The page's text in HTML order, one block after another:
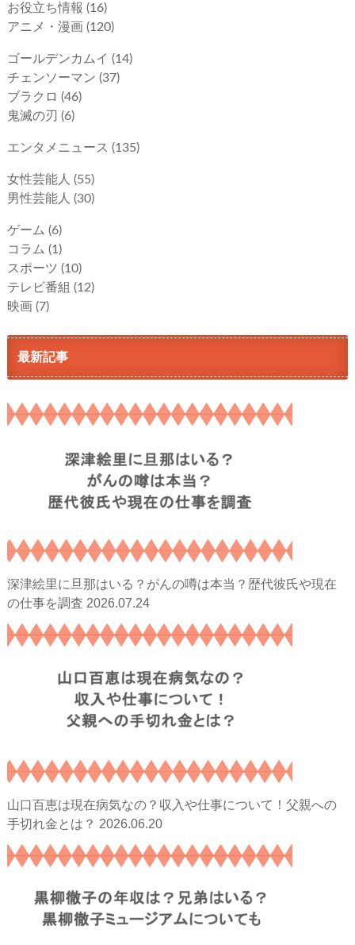
お役立ち情報 (16)
アニメ・漫画 (120)
ゴールデンカムイ (14)
チェンソーマン (37)
ブラクロ (46)
鬼滅の刃 (6)
エンタメニュース (135)
女性芸能人 (55)
男性芸能人 (30)
ゲーム (6)
コラム (1)
スポーツ (10)
テレビ番組 (12)
映画 (7)
最新記事
深津絵里に旦那はいる？がんの噂は本当？歴代彼氏や現在
の仕事を調査 2026.07.24
山口百恵は現在病気なの？収入や仕事について！父親への
手切れ金とは？ 2026.06.20